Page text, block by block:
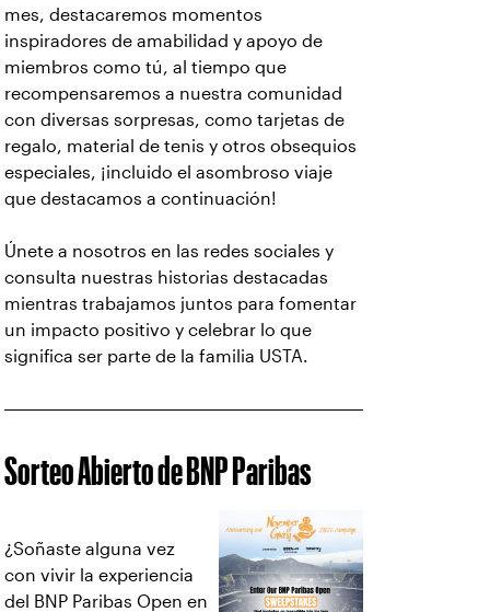
mes, destacaremos momentos
inspiradores de amabilidad y apoyo de
miembros como tú, al tiempo que
recompensaremos a nuestra comunidad
con diversas sorpresas, como tarjetas de
regalo, material de tenis y otros obsequios
especiales, ¡incluido el asombroso viaje
que destacamos a continuación!
Únete a nosotros en las redes sociales y
consulta nuestras historias destacadas
mientras trabajamos juntos para fomentar
un impacto positivo y celebrar lo que
significa ser parte de la familia USTA.
Sorteo Abierto de BNP Paribas
¿Soñaste alguna vez
con vivir la experiencia
del BNP Paribas Open en